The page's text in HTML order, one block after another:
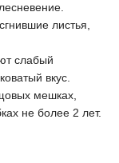
листья,
слабый
вкус.
мешках,
не более 2 лет.